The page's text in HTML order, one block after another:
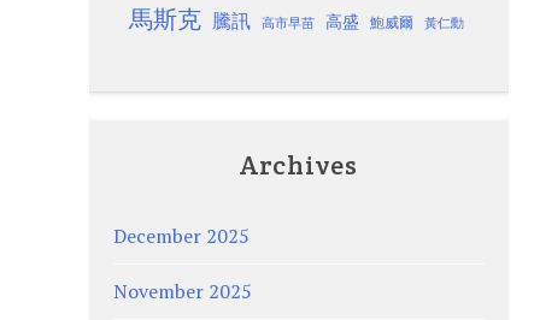
馬斯克 騰訊 高市早苗 高盛 鮑威爾 黃仁勳
Archives
December 2025
November 2025